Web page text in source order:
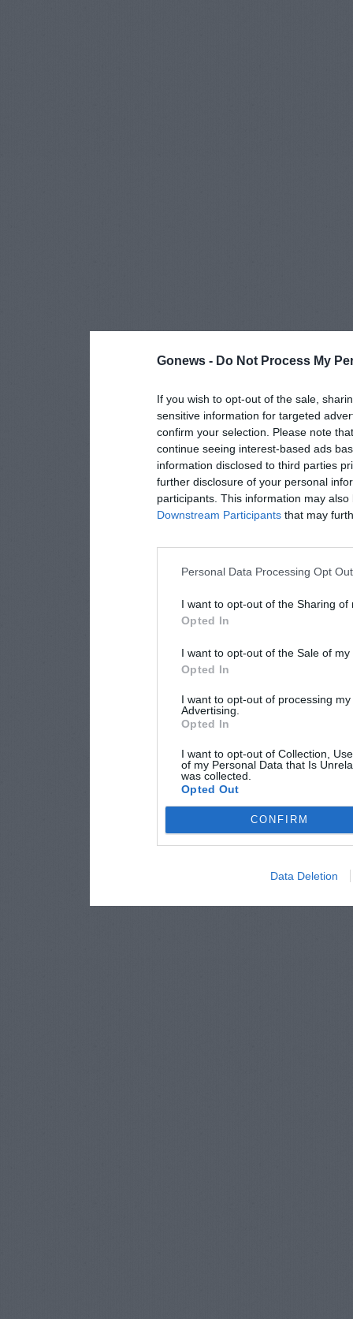
Gonews - Do Not Process My
If you wish to opt-out of the sale,
sensitive information for targeted
confirm your selection. Please note
continue seeing interest-based ads
information disclosed to third parties
further disclosure of your personal
participants. This information may
Downstream Participants that may
Personal Data Processing Opt
I want to opt-out of the Sharing of
Opted In
I want to opt-out of the Sale of
Opted In
I want to opt-out of processing
Advertising.
Opted In
I want to opt-out of Collection,
of my Personal Data that Is
was collected.
Opted Out
CONFIRM
Data Deletion